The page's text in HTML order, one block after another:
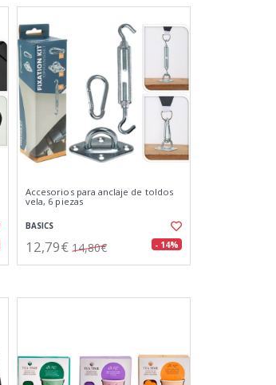
Accesorios para anclaje de toldos
vela, 6 piezas
BASICS
12,79€ 14,80€ - 14%